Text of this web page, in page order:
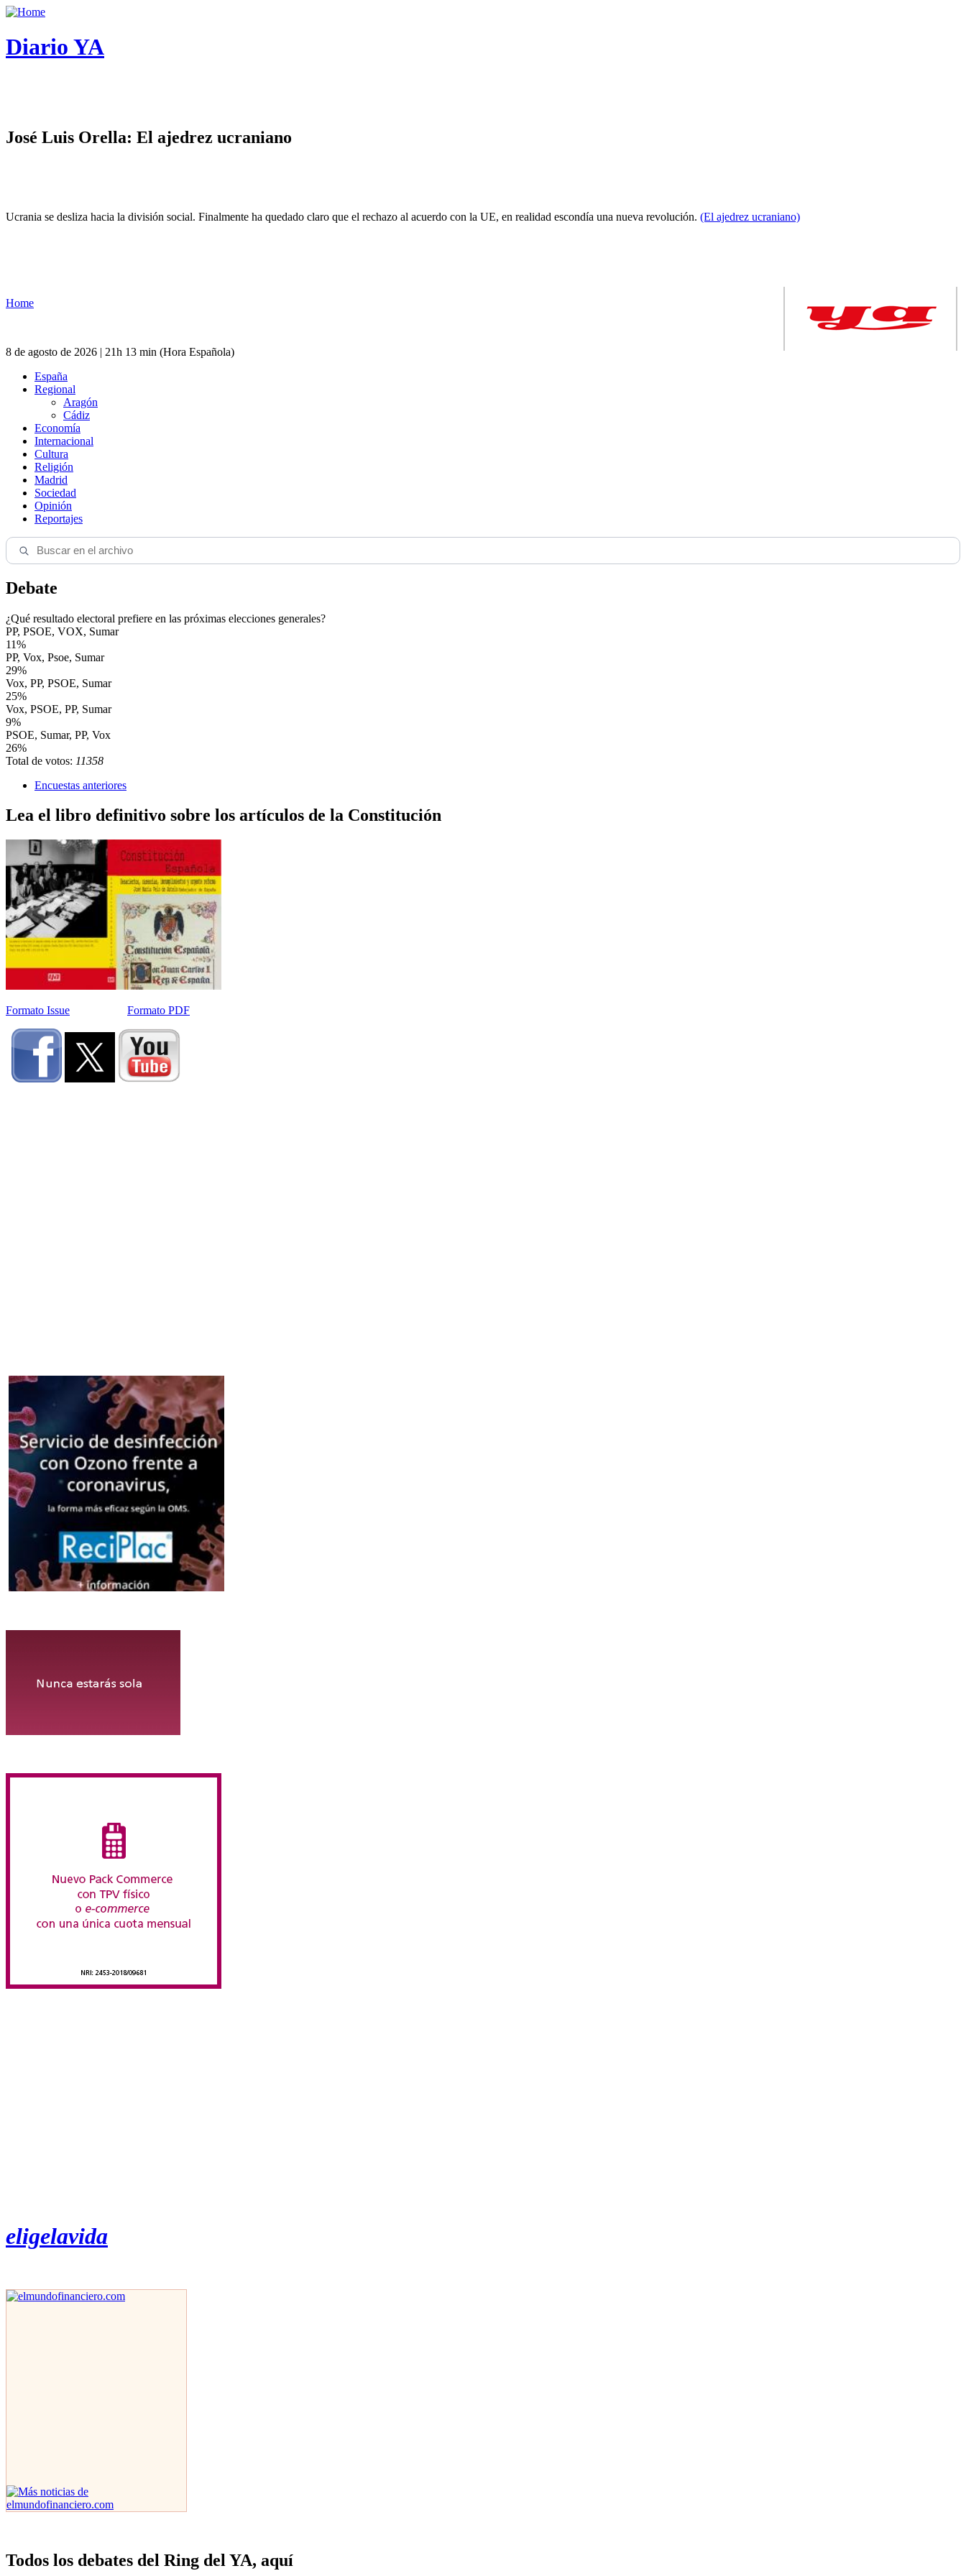
Diario YA
José Luis Orella: El ajedrez ucraniano
Ucrania se desliza hacia la división social. Finalmente ha quedado claro que el rechazo al acuerdo con la UE, en realidad escondía una nueva revolución. (El ajedrez ucraniano)
Home
8 de agosto de 2026 | 21h 13 min (Hora Española)
España
Regional
Aragón
Cádiz
Economía
Internacional
Cultura
Religión
Madrid
Sociedad
Opinión
Reportajes
Debate
¿Qué resultado electoral prefiere en las próximas elecciones generales?
PP, PSOE, VOX, Sumar
11%
PP, Vox, Psoe, Sumar
29%
Vox, PP, PSOE, Sumar
25%
Vox, PSOE, PP, Sumar
9%
PSOE, Sumar, PP, Vox
26%
Total de votos: 11358
Encuestas anteriores
Lea el libro definitivo sobre los artículos de la Constitución
Formato Issue Formato PDF
eligelavida
Todos los debates del Ring del YA, aquí